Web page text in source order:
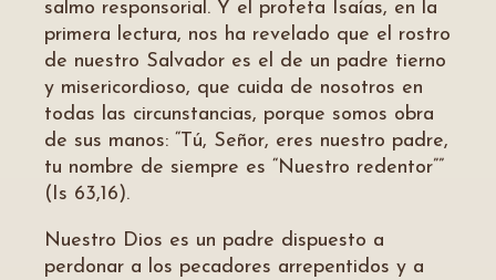
salmo responsorial. Y el profeta Isaías, en la
primera lectura, nos ha revelado que el rostro
de nuestro Salvador es el de un padre tierno
y misericordioso, que cuida de nosotros en
todas las circunstancias, porque somos obra
de sus manos: “Tú, Señor, eres nuestro padre,
tu nombre de siempre es “Nuestro redentor””
(Is 63,16).
Nuestro Dios es un padre dispuesto a
perdonar a los pecadores arrepentidos y a